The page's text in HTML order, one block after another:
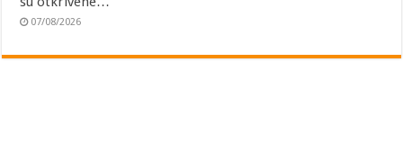
07/08/2026